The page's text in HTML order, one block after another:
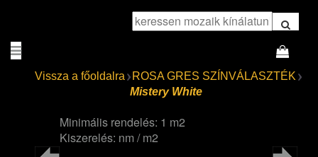
Vissza a főoldalra
ROSA GRES SZÍNVÁLASZTÉK
Mistery White
Minimális rendelés: 1 m2
Kiszerelés: nm / m2